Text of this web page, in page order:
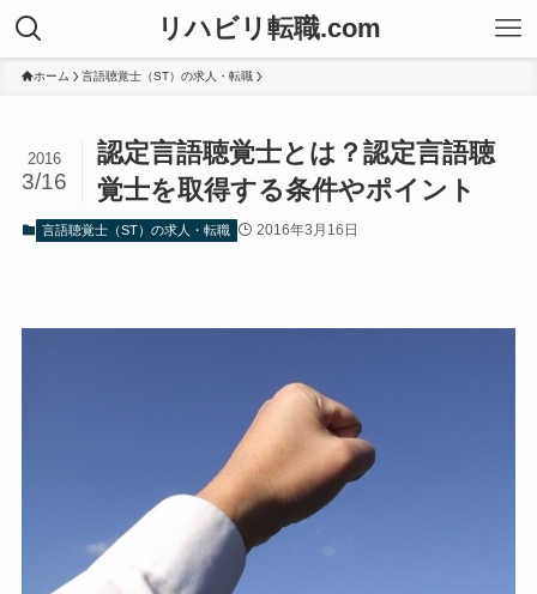
リハビリ転職.com
ホーム 言語聴覚士（ST）の求人・転職
認定言語聴覚士とは？認定言語聴
覚士を取得する条件やポイント
2016
3/16
言語聴覚士（ST）の求人・転職 2016年3月16日